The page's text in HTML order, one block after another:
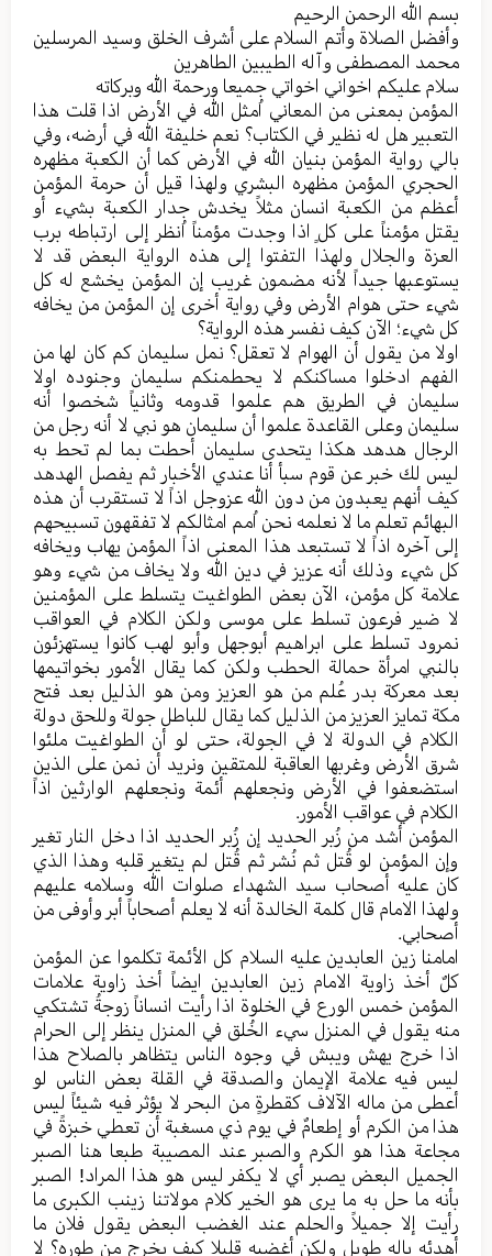
بسم الله الرحمن الرحیم
وأفضل الصلاة وأتم السلام علی أشرف الخلق وسید المرسلین
محمد المصطفی وآله الطیبین الطاهرین
سلام علیکم اخواني اخواتي جمیعا ورحمة الله وبرکاته
المؤمن بمعنی من المعاني اُمثل الله في الأرض اذا قلت هذا
التعبیر هل له نظیر في الکتاب؟ نعم خلیفة الله في أرضه، وفي
بالي روایة المؤمن بنیان الله في الأرض کما أن الکعبة مظهره
الحجري المؤمن مظهره البشري ولهذا قیل أن حرمة المؤمن
أعظم من الکعبة انسان مثلاً یخدش جدار الکعبة بشيء أو
یقتل مؤمناً علی کلٍ اذا وجدت مؤمناً اُنظر إلی ارتباطه برب
العزة والجلال ولهذا التفتوا إلی هذه الروایة البعض قد لا
یستوعبها جیداً لأنه مضمون غریب إن المؤمن یخشع له کل
شيء حتی هوام الأرض وفي روایة أخری إن المؤمن من یخافه
کل شيء؛ الآن کیف نفسر هذه الروایة؟
اولا من یقول أن الهوام لا تعقل؟ نمل سلیمان کم کان لها من
الفهم ادخلوا مساکنکم لا یحطمنکم سلیمان وجنوده اولا
سلیمان في الطریق هم علموا قدومه وثانیاً شخصوا أنه
سلیمان وعلی القاعدة علموا أن سلیمان هو نبي لا أنه رجل من
الرجال هدهد هکذا یتحدی سلیمان أحطت بما لم تحط به
لیس لك خبر عن قوم سبأ أنا عندي الأخبار ثم یفصل الهدهد
کیف أنهم یعبدون من دون الله عزوجل اذاً لا تستقرب أن هذه
البهائم تعلم ما لا نعلمه نحن اُمم امثالکم لا تفقهون تسبیحهم
إلی آخره اذاً لا تستبعد هذا المعنی اذاً المؤمن یهاب ویخافه
کل شيء وذلك أنه عزیز في دین الله ولا یخاف من شيء وهو
علامة کل مؤمن، الآن بعض الطواغیت یتسلط علی المؤمنین
لا ضیر فرعون تسلط علی موسی ولکن الکلام في العواقب
نمرود تسلط علی ابراهیم أبوجهل وأبو لهب کانوا یستهزئون
بالنبي امرأة حمالة الحطب ولکن کما یقال الأمور بخواتیمها
بعد معرکة بدر عُلم من هو العزیز ومن هو الذلیل بعد فتح
مکة تمایز العزیز من الذلیل کما یقال للباطل جولة وللحق دولة
الکلام في الدولة لا في الجولة، حتی لو أن الطواغیت ملئوا
شرق الأرض وغربها العاقبة للمتقین ونرید أن نمن علی الذین
استضعفوا في الأرض ونجعلهم أئمة ونجعلهم الوارثین اذاً
الکلام في عواقب الأمور.
المؤمن أشد من زُبر الحدید إن زُبر الحدید اذا دخل النار تغیر
وإن المؤمن لو قُتل ثم نُشر ثم قُتل لم یتغیر قلبه وهذا الذي
کان علیه أصحاب سید الشهداء صلوات الله وسلامه علیهم
ولهذا الامام قال کلمة الخالدة أنه لا یعلم أصحاباً أبر وأوفی من
أصحابي.
امامنا زین العابدین علیه السلام کل الأئمة تکلموا عن المؤمن
کلٌ أخذ زاویة الامام زین العابدین ایضاً أخذ زاویة علامات
المؤمن خمس الورع في الخلوة اذا رأيت انساناً زوجةُ تشتکي
منه یقول في المنزل سيء الخُلق في المنزل ینظر إلی الحرام
اذا خرج یهش ویبش في وجوه الناس یتظاهر بالصلاح هذا
لیس فیه علامة الإیمان والصدقة في القلة بعض الناس لو
أعطی من ماله الآلاف کقطرةٍ من البحر لا یؤثر فیه شیئاً لیس
هذا من الکرم أو إطعامٌ في یوم ذي مسغبة أن تعطي خبزةً في
مجاعة هذا هو الکرم والصبر عند المصیبة طبعا هنا الصبر
الجمیل البعض یصبر أي لا یکفر لیس هو هذا المراد! الصبر
بأنه ما حل به ما یری هو الخیر کلام مولاتنا زینب الکبری ما
رأيت إلا جمیلاً والحلم عند الغضب البعض یقول فلان ما
أهدئه باله طویل ولکن أغضبه قلیلا کیف یخرج من طوره؟ لا